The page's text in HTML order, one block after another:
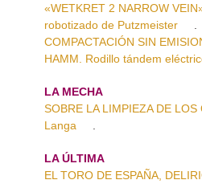
«WETKRET 2 NARROW
robotizado de Putzmeister
COMPACTACIÓN SIN
HAMM. Rodillo tándem
LA MECHA
SOBRE LA LIMPIEZA DE
Langa
LA ÚLTIMA
EL TORO DE ESPAÑA,